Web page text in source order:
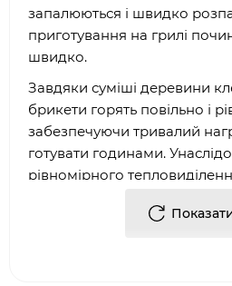
запалюються і швидко
приготування на грилі
швидко.
Завдяки суміші деревини
брикети горять повільно і
забезпечуючи тривалий
готувати годинами.
рівномірного
непрямого " способу